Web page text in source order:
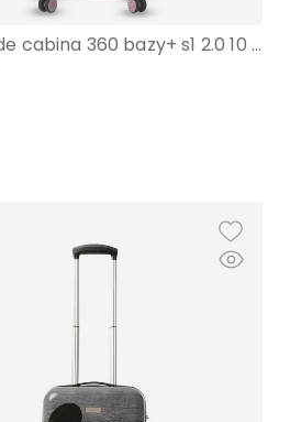
Maleta de cabina 360 bazy+ s1 2.0 10 kilos rosada